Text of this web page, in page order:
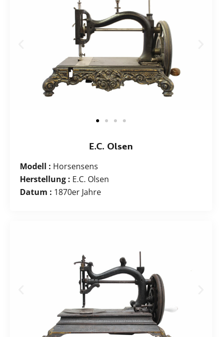
E.C. Olsen
Modell : Horsensens
Herstellung : E.C. Olsen
Datum : 1870er Jahre